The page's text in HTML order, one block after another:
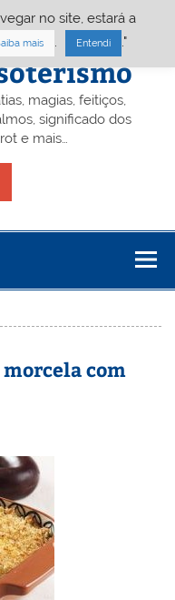
Portal
magias, feitiços,
significado dos
e mais…
morcela com
no site, estará a
mais Entendi ."